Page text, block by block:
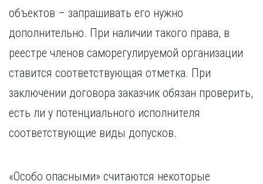
Н
Набережные Челны
Нижний Тагил
Новокузнецк
Ярославль
объектов – запрашивать его нужно
дополнительно. При наличии такого права, в
реестре членов саморегулируемой организации
ставится соответствующая отметка. При
заключении договора заказчик обязан проверить,
есть ли у потенциального исполнителя
соответствующие виды допусков.
«Особо опасными» считаются некоторые